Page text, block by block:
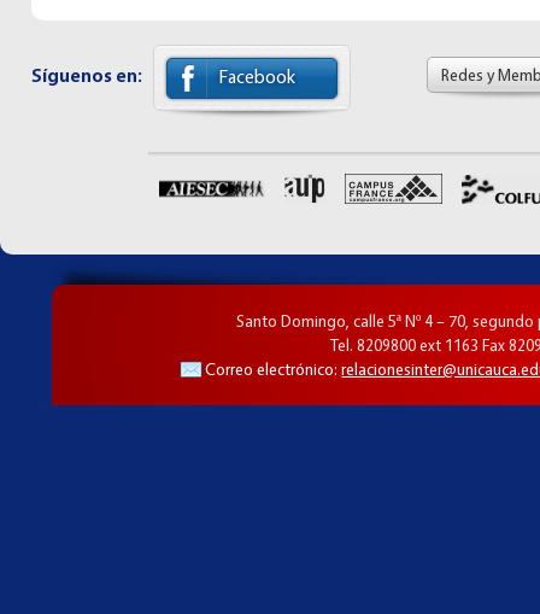
Síguenos en: Facebook Redes y
Santo Domingo, calle 5ª Nº 4 – 70,
Tel. 8209800 ext 1163 Fax
Correo electrónico: